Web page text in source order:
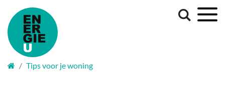
Welkom
Tips voor je woning